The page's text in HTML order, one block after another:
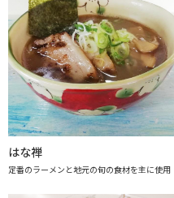
はな禅
定番のラーメンと地元の旬の食材を主に使用